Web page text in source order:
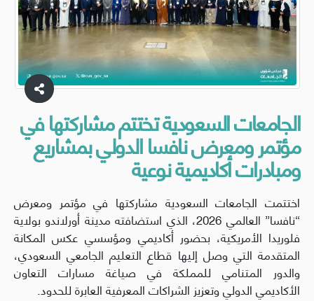
الجامعات السعودية تختتم مشاركتها في
مؤتمر ومعرض نافسا الدولي بمشاريع
ومبادرات أكاديمية نوعية
اختتمت الجامعات السعودية مشاركتها في مؤتمر ومعرض
“نافسا” العالمي 2026، الذي استضافته مدينة أورلاندو بولاية
فلوريدا الأمريكية، بحضور أكاديمي ومؤسسي عكس المكانة
المتقدمة التي وصل إليها قطاع التعليم الجامعي السعودي،
والدور المتنامي للمملكة في صياغة مسارات التعاون
الأكاديمي الدولي وتعزيز الشراكات المعرفية العابرة للحدود.